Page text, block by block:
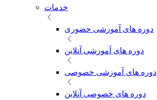
خدمات
دوره های آموزشی حضوری
دوره های آموزشی آنلاین
دوره های آموزشی خصوصی
دوره های خصوصی آنلاین